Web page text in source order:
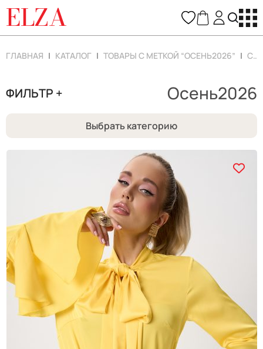
ELZA
ГЛАВНАЯ КАТАЛОГ ТОВАРЫ С МЕТКОЙ “ОСЕНЬ2026” СТРАНИЦА 4
ФИЛЬТР + Осень2026
Выбрать категорию